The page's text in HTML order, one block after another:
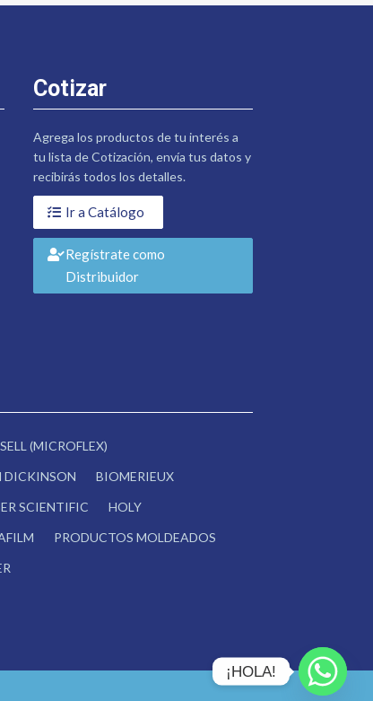
Cotizar
Agrega los productos de tu interés a
tu lista de Cotización, envía tus datos y
recibirás todos los detalles.
Ir a Catálogo
Regístrate como
Distribuidor
(MICROFLEX)
DICKINSON
BIOMERIEUX
SCIENTIFIC
HOLY
PRODUCTOS MOLDEADOS
¡HOLA!